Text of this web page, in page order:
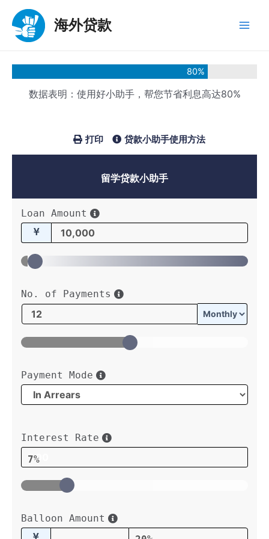
海外贷款
80%
数据表明：使用好小助手，帮您节省利息高达80%
打印 贷款小助手使用方法
留学贷款小助手
Loan Amount
¥
No. of Payments
Payment Mode
Interest Rate
7%
Balloon Amount
¥